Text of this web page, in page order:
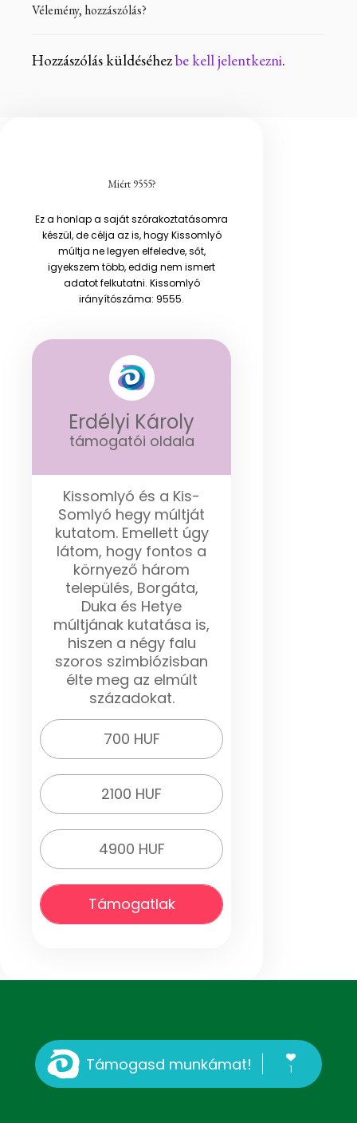
Vélemény, hozzászólás?
Hozzászólás küldéséhezbe kell jelentkezni.
Miért 9555?
Ez a honlap a saját szórakoztatásomra
készül, de célja az is, hogy Kissomlyó
múltja ne legyen elfeledve, sőt,
igyekszem több, eddig nem ismert
adatot felkutatni. Kissomlyó
irányítószáma: 9555.
Erdélyi Károly
támogatói oldala
Kissomlyó és a Kis-
Somlyó hegy múltját
kutatom. Emellett úgy
látom, hogy fontos a
környező három
település, Borgáta,
Duka és Hetye
múltjának kutatása is,
hiszen a négy falu
szoros szimbiózisban
élte meg az elmúlt
századokat.
700 HUF
2100 HUF
4900 HUF
Támogatlak
Támogasd munkámat! 1